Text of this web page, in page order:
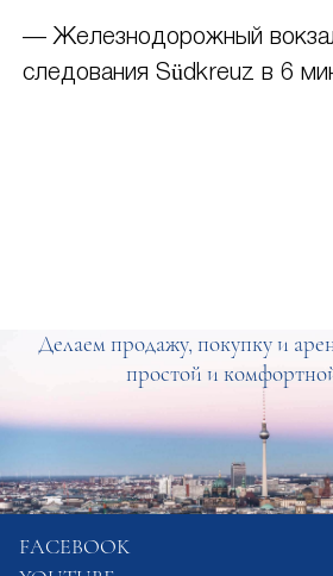
— Железнодорожный
следования Südkreuz в 6
Делаем продажу, покупку и
простой и
FACEBOOK